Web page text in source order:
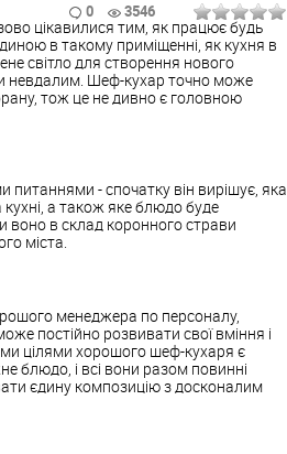
0 3546
цікавилися тим, як працює будь
в такому приміщенні, як кухня в
світло для створення нового
невдалим. Шеф-кухар точно може
тож це не дивно є головною
- спочатку він вирішує, яка
а також яке блюдо буде
воно в склад коронного страви
міста.
менеджера по персоналу,
постійно розвивати свої вміння і
цілями хорошого шеф-кухаря є
блюдо, і всі вони разом повинні
єдину композицію з досконалим